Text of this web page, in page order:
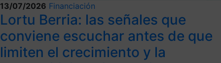
13/07/2026 Financiación
Lortu Berria: las señales que
conviene escuchar antes de que
limiten el crecimiento y la